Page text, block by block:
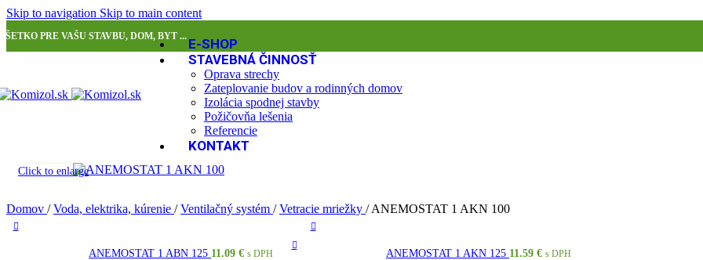
Skip to navigation Skip to main content
PRE VAŠU STAVBU, DOM, BYT ... E-SHOP
STAVEBNÁ ČINNOSŤ
Oprava strechy
Zateplovanie budov a rodinných domov
Izolácia spodnej stavby
Požičovňa lešenia
Referencie
KONTAKT
Click to enlarge
Domov / Voda, elektrika, kúrenie / Ventilačný systém / Vetracie mriežky / ANEMOSTAT 1 AKN 100
ANEMOSTAT 1 ABN 125 11.09 € s DPH ANEMOSTAT 1 AKN 125 11.59 € s DPH